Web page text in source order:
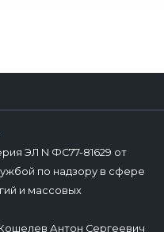
ЭЛ N ФС77-81629 от
по надзору в сфере
и массовых
Антон Сергеевич